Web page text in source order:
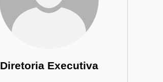
Diretoria Executiva